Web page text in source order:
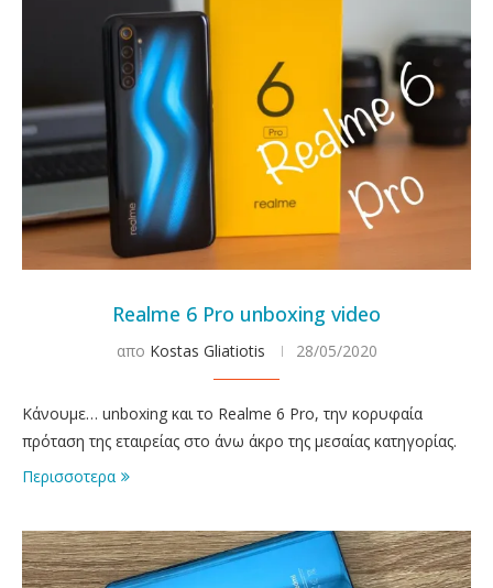
Realme 6 Pro unboxing video
απο Kostas Gliatiotis 28/05/2020
Κάνουμε… unboxing και το Realme 6 Pro, την κορυφαία
πρόταση της εταιρείας στο άνω άκρο της μεσαίας κατηγορίας.
Περισσοτερα